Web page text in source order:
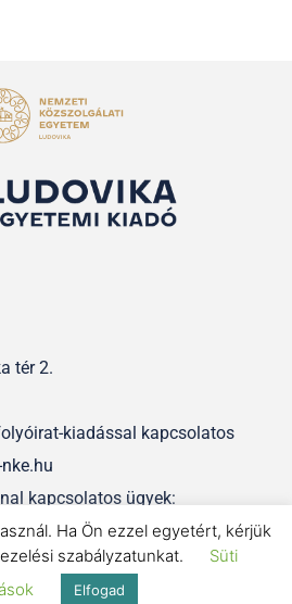
tér 2.
kiadással kapcsolatos
kapcsolatos ügyek:
Ha Ön ezzel egyetért, kérjük
szabályzatunkat.
Süti
Elfogad